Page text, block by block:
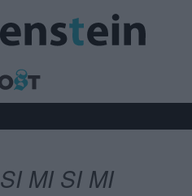
SI MI SI MI